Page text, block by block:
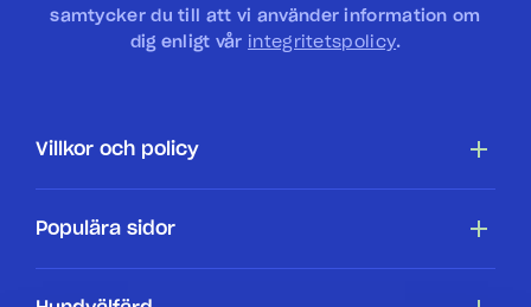
samtycker du till att vi använder information om
dig enligt vår integritetspolicy.
Villkor och policy
Tillgänglighetsredogörelse
Populära sidor
Hundar